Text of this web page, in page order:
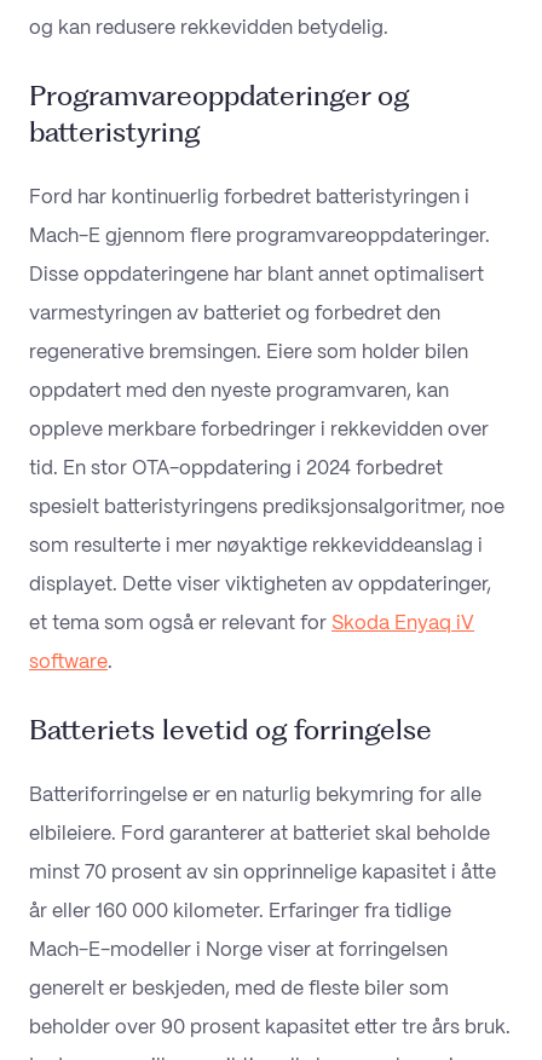
og kan redusere rekkevidden betydelig.
Programvareoppdateringer og
batteristyring
Ford har kontinuerlig forbedret batteristyringen i
Mach-E gjennom flere programvareoppdateringer.
Disse oppdateringene har blant annet optimalisert
varmestyringen av batteriet og forbedret den
regenerative bremsingen. Eiere som holder bilen
oppdatert med den nyeste programvaren, kan
oppleve merkbare forbedringer i rekkevidden over
tid. En stor OTA-oppdatering i 2024 forbedret
spesielt batteristyringens prediksjonsalgoritmer, noe
som resulterte i mer nøyaktige rekkeviddeanslag i
displayet. Dette viser viktigheten av oppdateringer,
et tema som også er relevant for Skoda Enyaq iV
software.
Batteriets levetid og forringelse
Batteriforringelse er en naturlig bekymring for alle
elbileiere. Ford garanterer at batteriet skal beholde
minst 70 prosent av sin opprinnelige kapasitet i åtte
år eller 160 000 kilometer. Erfaringer fra tidlige
Mach-E-modeller i Norge viser at forringelsen
generelt er beskjeden, med de fleste biler som
beholder over 90 prosent kapasitet etter tre års bruk.